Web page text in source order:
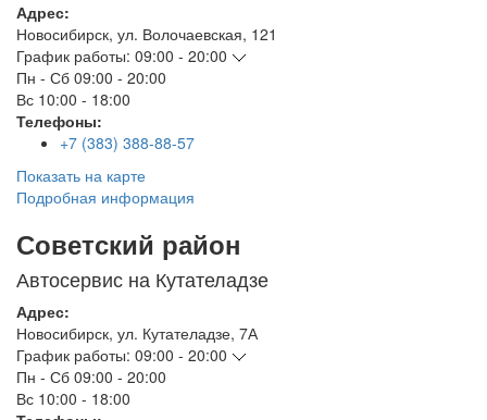
Адрес:
Новосибирск, ул. Волочаевская, 121
График работы: 09:00 - 20:00
Пн - Сб 09:00 - 20:00
Вс 10:00 - 18:00
Телефоны:
+7 (383) 388-88-57
Показать на карте
Подробная информация
Советский район
Автосервис на Кутателадзе
Адрес:
Новосибирск, ул. Кутателадзе, 7А
График работы: 09:00 - 20:00
Пн - Сб 09:00 - 20:00
Вс 10:00 - 18:00